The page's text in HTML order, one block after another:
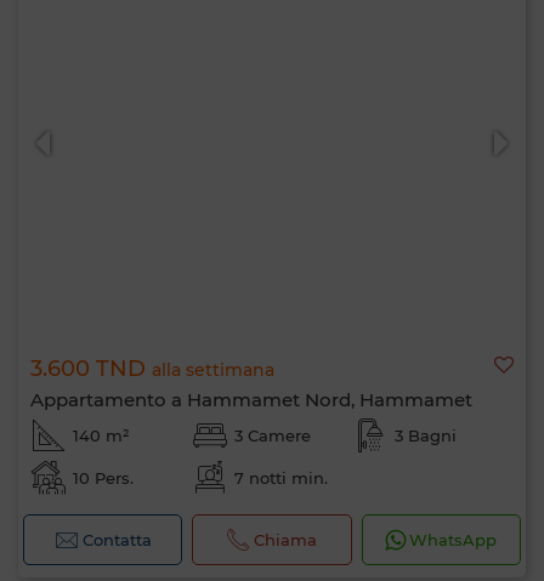
3.600 TND alla settimana
Appartamento a Hammamet Nord, Hammamet
140 m² 3 Camere 3 Bagni
10 Pers. 7 notti min.
Contatta Chiama WhatsApp